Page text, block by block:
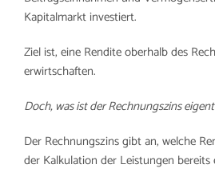
Kapitalmarkt investiert.
Ziel ist, eine Rendite oberhalb des
erwirtschaften.
Doch, was ist der Rechnungszins
Der Rechnungszins gibt an, welche
der Kalkulation der Leistungen bereits